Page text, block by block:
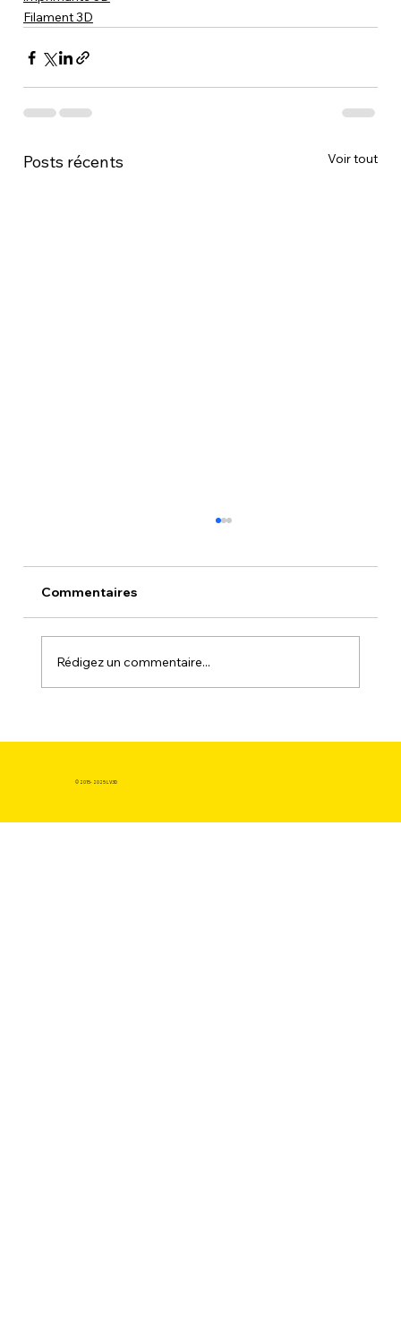
Filament 3D
Posts récents Voir tout
Commentaires
Rédigez un commentaire...
© 2015- 2025 LV3D